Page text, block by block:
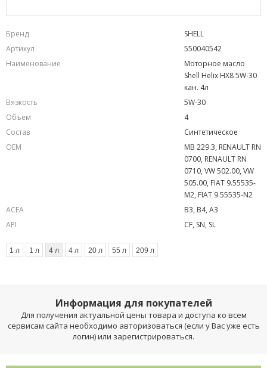
Бренд
SHELL
Артикул
550040542
Наименование
Моторное масло
Shell Helix HX8 5W-30
кан. 4л
Вязкость
5W-30
Объем
4
Состав
Синтетическое
OEM
MB 229.3, RENAULT RN
0700, RENAULT RN
0710, VW 502.00, VW
505.00, FIAT 9.55535-
M2, FIAT 9.55535-N2
ACEA
B3, B4, A3
API
CF, SN, SL
1 л 1 л 4 л 4 л 20 л 55 л 209 л
Информация для покупателей
Для получения актуальной цены товара и доступа ко всем
сервисам сайта необходимо авторизоваться (если у Вас уже есть
логин) или зарегистрироваться.